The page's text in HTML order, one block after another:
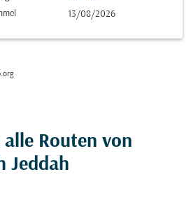
13/08/2026
alle Routen von
Jeddah